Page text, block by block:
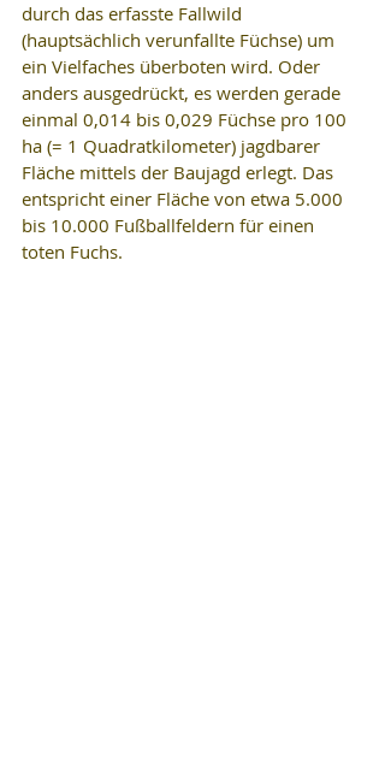
durch das erfasste Fallwild
(hauptsächlich verunfallte Füchse) um
ein Vielfaches überboten wird. Oder
anders ausgedrückt, es werden gerade
einmal 0,014 bis 0,029 Füchse pro 100
ha (= 1 Quadratkilometer) jagdbarer
Fläche mittels der Baujagd erlegt. Das
entspricht einer Fläche von etwa 5.000
bis 10.000 Fußballfeldern für einen
toten Fuchs.